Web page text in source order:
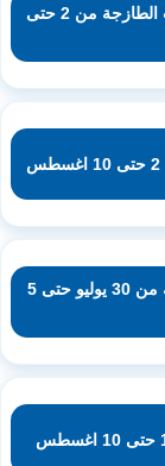
عروض نستو هايبر ماركت للمنتجات الطازجة من 2 حتى
عروض لولو هايبر ماركت الاسبوعية من 30 يوليو حتى 5